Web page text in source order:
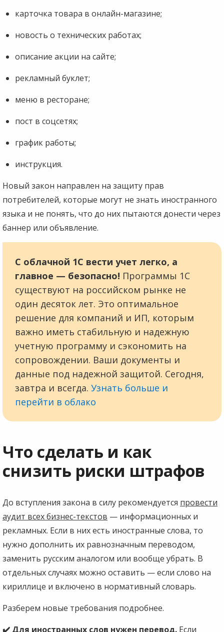
карточка товара в онлайн-магазине;
новость о технических работах;
описание акции на сайте;
рекламный буклет;
меню в ресторане;
пост в соцсетях;
график работы;
инструкция.
Новый закон направлен на защиту прав
потребителей, которые могут не знать иностранного
языка и не понять, что до них пытаются донести через
баннер или объявление.
С облачной 1С вести учет легко, а
главное — безопасно! Программы 1С
существуют на российском рынке не
один десяток лет. Это оптимальное
решение для компаний и ИП, которым
важно иметь стабильную и надежную
учетную программу и сэкономить на
сопровождении. Ваши документы и
данные под надежной защитой. Сегодня,
завтра и всегда. Узнать больше и
перейти в облако
Что сделать и как
снизить риски штрафов
До вступления закона в силу рекомендуется провести
аудит всех бизнес-текстов — информационных и
рекламных. Если в них есть иностранные слова, то
нужно дополнить их равнозначным переводом,
заменить русским аналогом или вообще убрать. В
отдельных случаях можно оставить — если слово на
кириллице и включено в нормативный словарь.
Разберем новые требования подробнее.
✔️ Для иностранных слов нужен перевод. Если